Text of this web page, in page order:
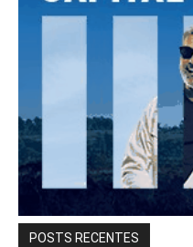
POSTS RECENTES